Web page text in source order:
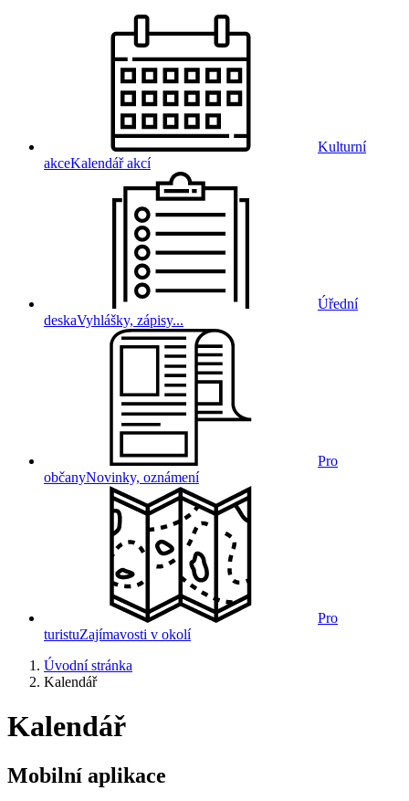
Kulturní
akceKalendář akcí
Úřední
deskaVyhlášky, zápisy...
Pro
občanyNovinky, oznámení
Pro
turistuZajímavosti v okolí
Úvodní stránka
Kalendář
Kalendář
Mobilní aplikace